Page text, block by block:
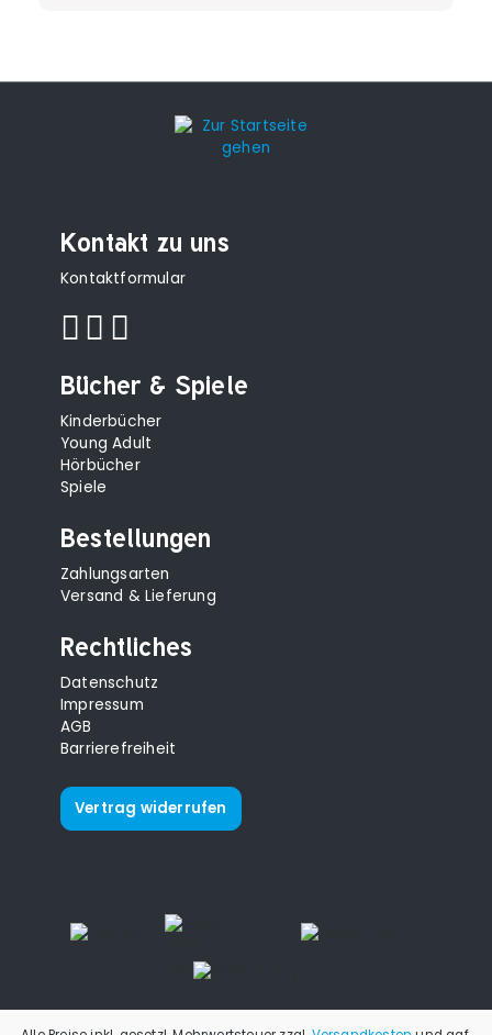
Kontakt zu uns
Kontaktformular
Bücher & Spiele
Kinderbücher
Young Adult
Hörbücher
Spiele
Bestellungen
Zahlungsarten
Versand & Lieferung
Rechtliches
Datenschutz
Impressum
AGB
Barrierefreiheit
Vertrag widerrufen